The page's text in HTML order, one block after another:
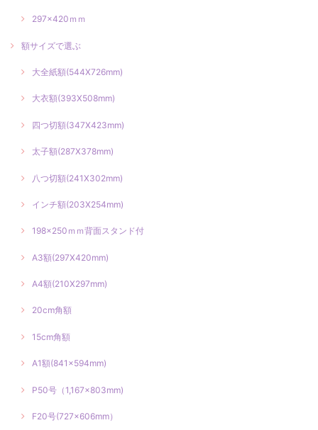
297×420ｍｍ
額サイズで選ぶ
大全紙額(544X726mm)
大衣額(393X508mm)
四つ切額(347X423mm)
太子額(287X378mm)
八つ切額(241X302mm)
インチ額(203X254mm)
198×250ｍｍ背面スタンド付
A3額(297X420mm)
A4額(210X297mm)
20cm角額
15cm角額
A1額(841×594mm)
P50号（1,167×803mm)
F20号(727×606mm）